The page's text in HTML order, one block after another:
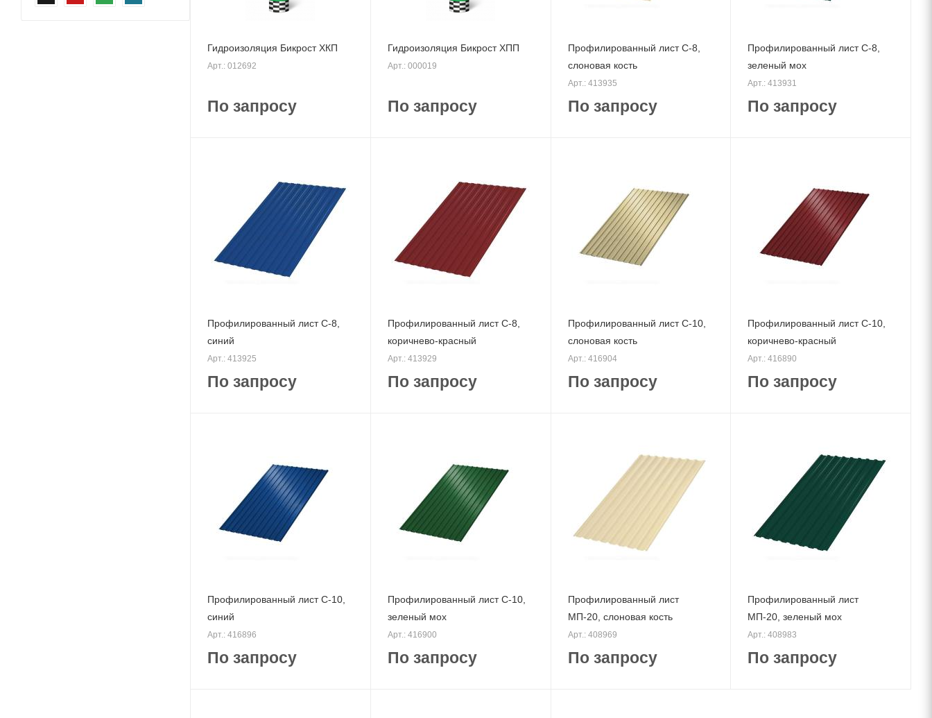
Гидроизоляция Бикрост ХКП
Арт.: 012692
По запросу
Гидроизоляция Бикрост ХПП
Арт.: 000019
По запросу
Профилированный лист С-8,
слоновая кость
Арт.: 413935
По запросу
Профилированный лист С-8,
зеленый мох
Арт.: 413931
По запросу
Профилированный лист С-8,
синий
Арт.: 413925
По запросу
Профилированный лист С-8,
коричнево-красный
Арт.: 413929
По запросу
Профилированный лист С-10,
слоновая кость
Арт.: 416904
По запросу
Профилированный лист С-10,
коричнево-красный
Арт.: 416890
По запросу
Профилированный лист С-10,
синий
Арт.: 416896
По запросу
Профилированный лист С-10,
зеленый мох
Арт.: 416900
По запросу
Профилированный лист
МП-20, слоновая кость
Арт.: 408969
По запросу
Профилированный лист
МП-20, зеленый мох
Арт.: 408983
По запросу